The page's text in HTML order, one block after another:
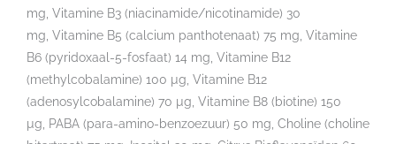
mg, Vitamine B3 (niacinamide/nicotinamide) 30
mg, Vitamine B5 (calcium panthotenaat) 75 mg, Vitamine
B6 (pyridoxaal-5-fosfaat) 14 mg, Vitamine B12
(methylcobalamine) 100 µg, Vitamine B12
(adenosylcobalamine) 70 µg, Vitamine B8 (biotine) 150
µg, PABA (para-amino-benzoezuur) 50 mg, Choline (choline